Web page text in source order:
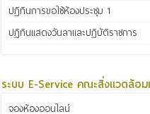
ปฏิทินการขอใช้ห้องประชุม 1
ปฏิทินแสดงวันลาและปฏิบัติราชการ
ระบบ E-Service คณะสิ่งแวดล้อ
จองห้องออนไลน์